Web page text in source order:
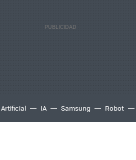
IA Samsung Robot